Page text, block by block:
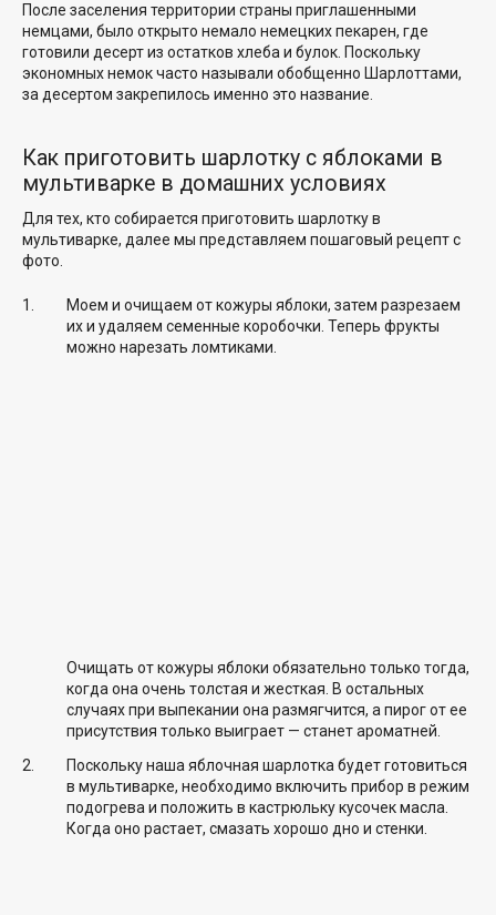
После заселения территории страны приглашенными
немцами, было открыто немало немецких пекарен, где
готовили десерт из остатков хлеба и булок. Поскольку
экономных немок часто называли обобщенно Шарлоттами,
за десертом закрепилось именно это название.
Как приготовить шарлотку с яблоками в
мультиварке в домашних условиях
Для тех, кто собирается приготовить шарлотку в
мультиварке, далее мы представляем пошаговый рецепт с
фото.
Моем и очищаем от кожуры яблоки, затем разрезаем
их и удаляем семенные коробочки. Теперь фрукты
можно нарезать ломтиками.
Очищать от кожуры яблоки обязательно только тогда,
когда она очень толстая и жесткая. В остальных
случаях при выпекании она размягчится, а пирог от ее
присутствия только выиграет — станет ароматней.
Поскольку наша яблочная шарлотка будет готовиться
в мультиварке, необходимо включить прибор в режим
подогрева и положить в кастрюльку кусочек масла.
Когда оно растает, смазать хорошо дно и стенки.